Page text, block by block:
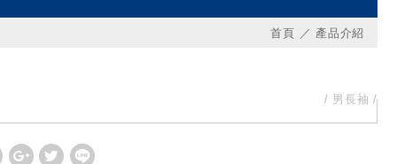
首頁 產品介紹
男長袖